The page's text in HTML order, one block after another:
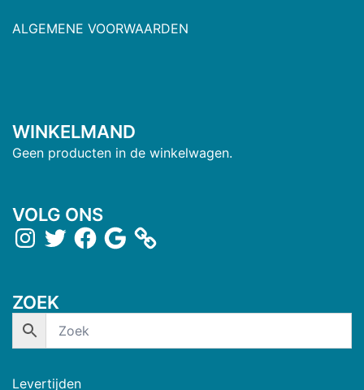
ALGEMENE VOORWAARDEN
WINKELMAND
Geen producten in de winkelwagen.
VOLG ONS
ZOEK
Levertijden